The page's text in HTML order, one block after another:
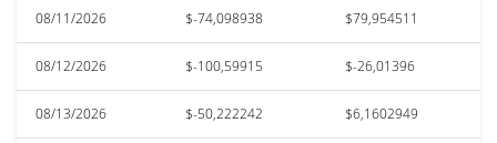
08/11/2026 $-74,098938 $79,954511
08/12/2026 $-100,59915 $-26,01396
08/13/2026 $-50,222242 $6,1602949